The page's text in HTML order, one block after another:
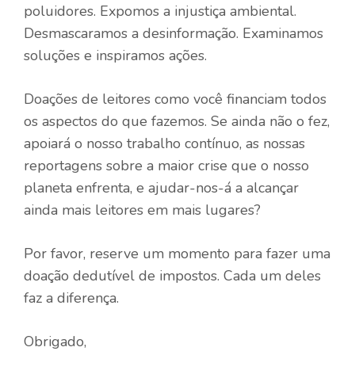
poluidores. Expomos a injustiça ambiental.
Desmascaramos a desinformação. Examinamos
soluções e inspiramos ações.
Doações de leitores como você financiam todos
os aspectos do que fazemos. Se ainda não o fez,
apoiará o nosso trabalho contínuo, as nossas
reportagens sobre a maior crise que o nosso
planeta enfrenta, e ajudar-nos-á a alcançar
ainda mais leitores em mais lugares?
Por favor, reserve um momento para fazer uma
doação dedutível de impostos. Cada um deles
faz a diferença.
Obrigado,